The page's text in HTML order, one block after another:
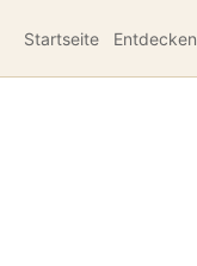
Startseite Entdecken